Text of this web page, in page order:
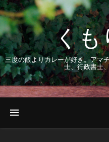
くも
三度の飯よりカレーが好き。アマ
士、行政書士